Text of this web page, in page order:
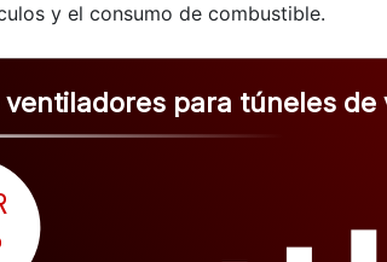
y el consumo de combustible.
ventiladores para túneles de